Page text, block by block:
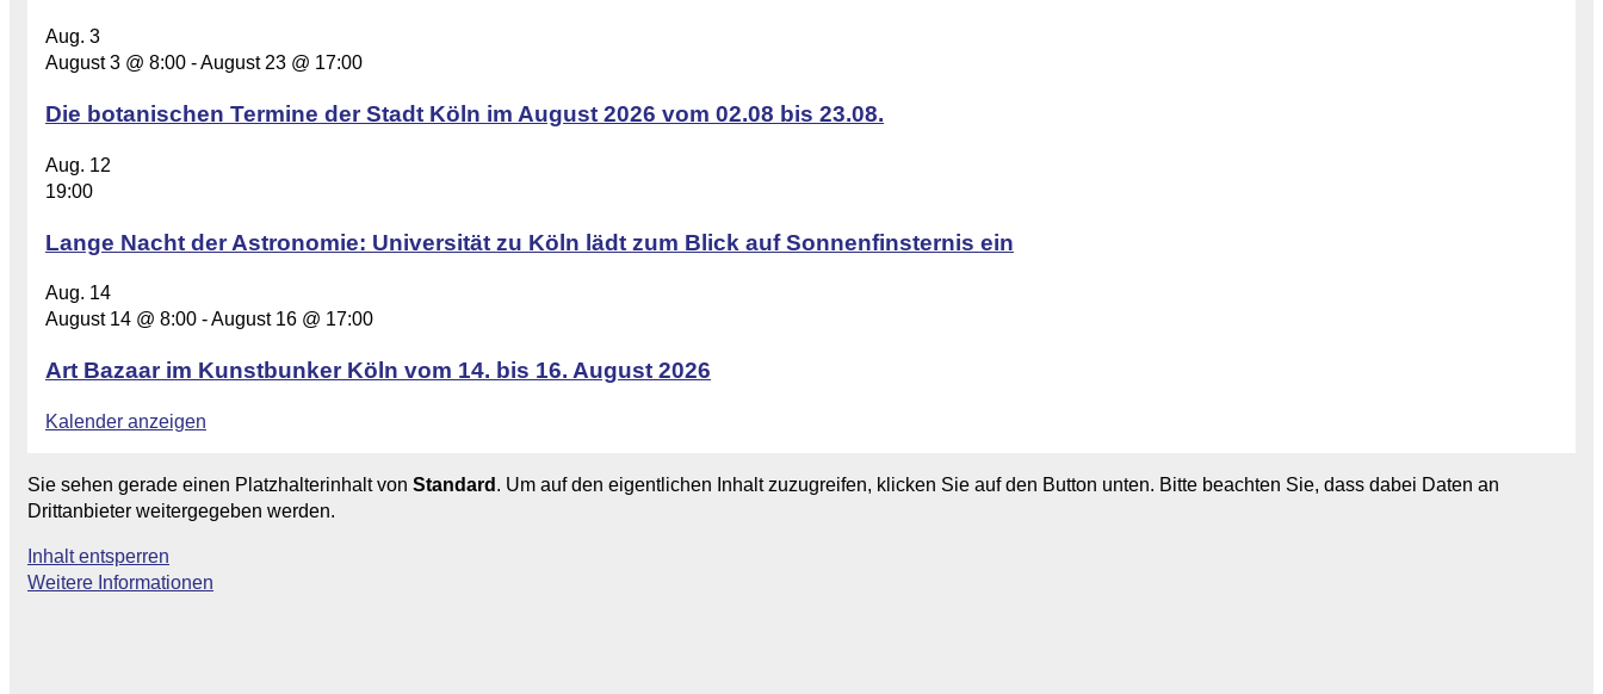
Aug. 3
August 3 @ 8:00 -August 23 @ 17:00
Die botanischen Termine der Stadt Köln im August 2026 vom 02.08 bis 23.08.
Aug. 12
19:00
Lange Nacht der Astronomie: Universität zu Köln lädt zum Blick auf Sonnenfinsternis ein
Aug. 14
August 14 @ 8:00 -August 16 @ 17:00
Art Bazaar im Kunstbunker Köln vom 14. bis 16. August 2026
Kalender anzeigen
Sie sehen gerade einen Platzhalterinhalt von Standard . Um auf den eigentlichen Inhalt zuzugreifen, klicken Sie auf den Button unten. Bitte beachten Sie, dass dabei Daten an
Drittanbieter weitergegeben werden.
Inhalt entsperren
Weitere Informationen